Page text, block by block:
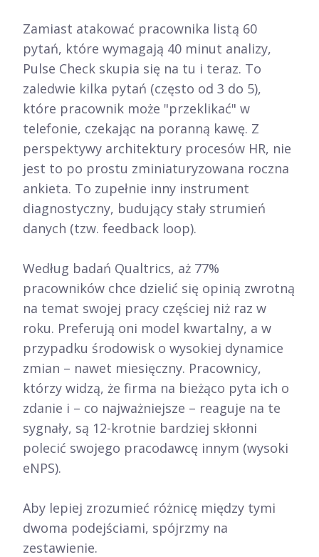
Zamiast atakować pracownika listą 60
pytań, które wymagają 40 minut analizy,
Pulse Check skupia się na tu i teraz. To
zaledwie kilka pytań (często od 3 do 5),
które pracownik może "przeklikać" w
telefonie, czekając na poranną kawę. Z
perspektywy architektury procesów HR, nie
jest to po prostu zminiaturyzowana roczna
ankieta. To zupełnie inny instrument
diagnostyczny, budujący stały strumień
danych (tzw. feedback loop).
Według badań Qualtrics, aż 77%
pracowników chce dzielić się opinią zwrotną
na temat swojej pracy częściej niż raz w
roku. Preferują oni model kwartalny, a w
przypadku środowisk o wysokiej dynamice
zmian – nawet miesięczny. Pracownicy,
którzy widzą, że firma na bieżąco pyta ich o
zdanie i – co najważniejsze – reaguje na te
sygnały, są 12-krotnie bardziej skłonni
polecić swojego pracodawcę innym (wysoki
eNPS).
Aby lepiej zrozumieć różnicę między tymi
dwoma podejściami, spójrzmy na
zestawienie.